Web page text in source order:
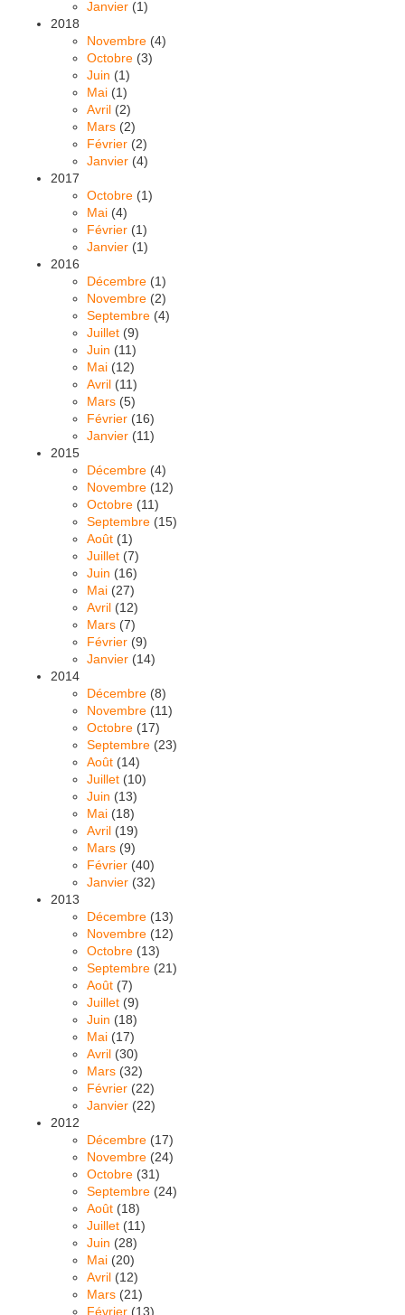
Janvier (1)
2018
Novembre (4)
Octobre (3)
Juin (1)
Mai (1)
Avril (2)
Mars (2)
Février (2)
Janvier (4)
2017
Octobre (1)
Mai (4)
Février (1)
Janvier (1)
2016
Décembre (1)
Novembre (2)
Septembre (4)
Juillet (9)
Juin (11)
Mai (12)
Avril (11)
Mars (5)
Février (16)
Janvier (11)
2015
Décembre (4)
Novembre (12)
Octobre (11)
Septembre (15)
Août (1)
Juillet (7)
Juin (16)
Mai (27)
Avril (12)
Mars (7)
Février (9)
Janvier (14)
2014
Décembre (8)
Novembre (11)
Octobre (17)
Septembre (23)
Août (14)
Juillet (10)
Juin (13)
Mai (18)
Avril (19)
Mars (9)
Février (40)
Janvier (32)
2013
Décembre (13)
Novembre (12)
Octobre (13)
Septembre (21)
Août (7)
Juillet (9)
Juin (18)
Mai (17)
Avril (30)
Mars (32)
Février (22)
Janvier (22)
2012
Décembre (17)
Novembre (24)
Octobre (31)
Septembre (24)
Août (18)
Juillet (11)
Juin (28)
Mai (20)
Avril (12)
Mars (21)
Février (13)